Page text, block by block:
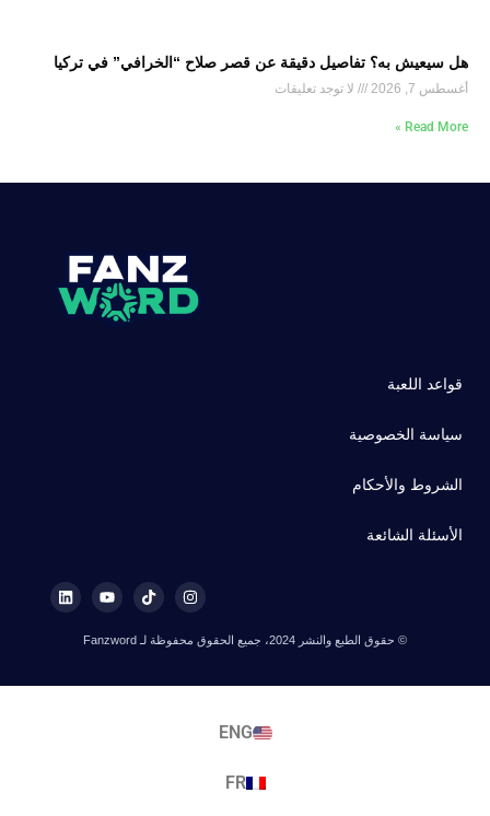
هل سيعيش به؟ تفاصيل دقيقة عن قصر صلاح “الخرافي” في تركيا
أغسطس 7, 2026 لا توجد تعليقات
Read More »
قواعد اللعبة
سياسة الخصوصية
الشروط والأحكام
الأسئلة الشائعة
© حقوق الطبع والنشر 2024، جميع الحقوق محفوظة لـ Fanzword
ENG
FR